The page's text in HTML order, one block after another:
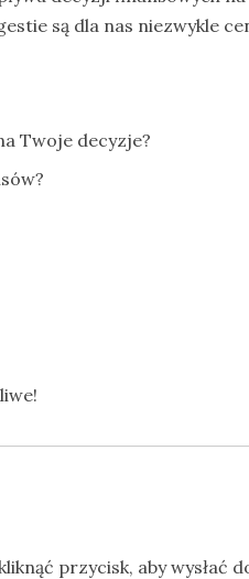
są dla nas niezwykle
Twoje decyzje?
przycisk, aby wysłać